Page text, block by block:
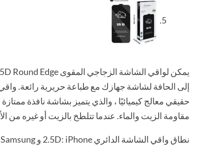
حقيقي معالج كيميائيًا ، والذي يتميز بشاشة نافذة
مقاومة الزيت والماء. عندما تتلطخ بالزيت أو غيره